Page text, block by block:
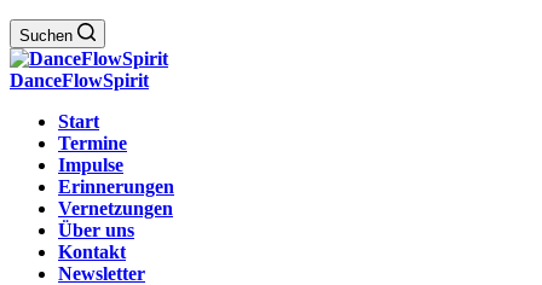
Suchen
DanceFlowSpirit
Start
Termine
Impulse
Erinnerungen
Vernetzungen
Über uns
Kontakt
Newsletter